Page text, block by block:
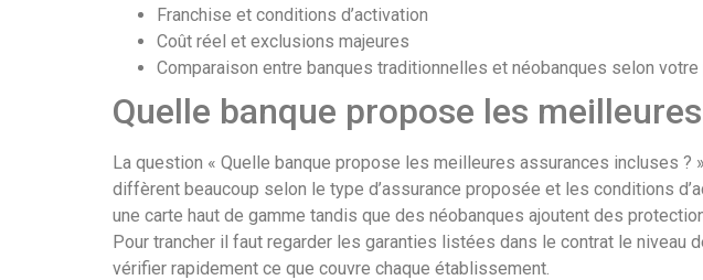
Franchise et conditions d’activation
Coût réel et exclusions majeures
Comparaison entre banques traditionnelles et néobanques selon
Quelle banque propose les
La question « Quelle banque propose les meilleures assurances incluses
diffèrent beaucoup selon le type d’assurance proposée et les conditions
une carte haut de gamme tandis que des néobanques ajoutent des
Pour trancher il faut regarder les garanties listées dans le contrat le
vérifier rapidement ce que couvre chaque établissement.